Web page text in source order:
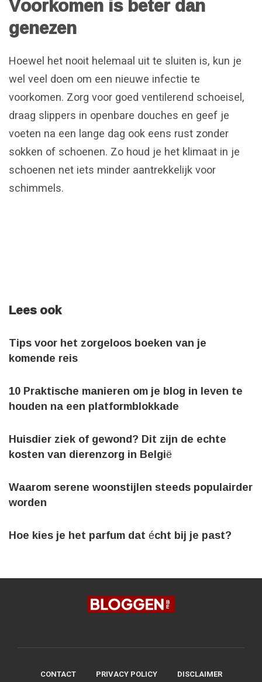
genezen
Hoewel het nooit helemaal uit te sluiten is, kun je
wel veel doen om een nieuwe infectie te
voorkomen. Zorg voor goed ventilerend schoeisel,
draag slippers in openbare douches en geef je
voeten na een lange dag ook eens rust zonder
sokken of schoenen. Zo houd je het klimaat in je
schoenen net iets minder aantrekkelijk voor
schimmels.
Lees ook
Tips voor het zorgeloos boeken van je
komende reis
10 Praktische manieren om je blog in leven te
houden na een platformblokkade
Huisdier ziek of gewond? Dit zijn de echte
kosten van dierenzorg in België
Waarom serene woonstijlen steeds populairder
worden
Hoe kies je het parfum dat écht bij je past?
CONTACT PRIVACY POLICY DISCLAIMER